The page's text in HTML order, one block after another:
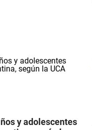
y adolescentes